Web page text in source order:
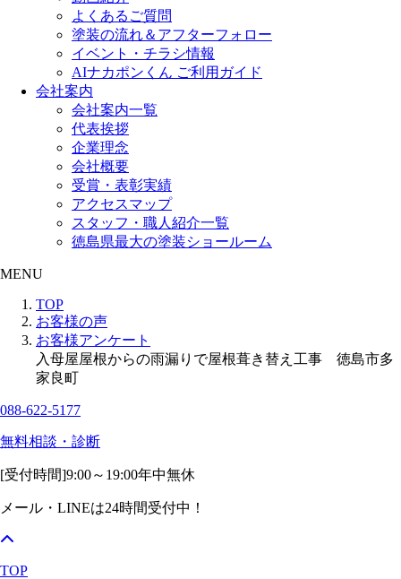
よくあるご質問
塗装の流れ＆アフターフォロー
イベント・チラシ情報
AIナカポンくん ご利用ガイド
会社案内
会社案内一覧
代表挨拶
企業理念
会社概要
受賞・表彰実績
アクセスマップ
スタッフ・職人紹介一覧
徳島県最大の塗装ショールーム
MENU
TOP
お客様の声
お客様アンケート
入母屋屋根からの雨漏りで屋根葺き替え工事 徳島市多
家良町
088-622-5177
無料相談・診断
[受付時間]9:00～19:00年中無休
メール・LINEは24時間受付中！
TOP